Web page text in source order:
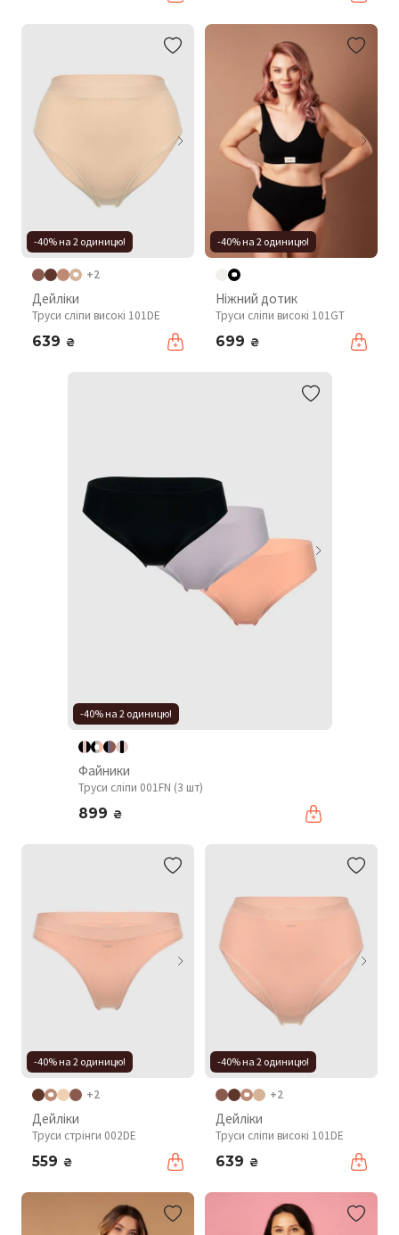
-40% на 2 одиницю!
+2
Дейліки
Труси сліпи високі 101DE
639 ₴
-40% на 2 одиницю!
Ніжний дотик
Труси сліпи високі 101GT
699 ₴
-40% на 2 одиницю!
Файники
Труси сліпи 001FN (3 шт)
899 ₴
-40% на 2 одиницю!
+2
Дейліки
Труси стрінги 002DE
559 ₴
-40% на 2 одиницю!
+2
Дейліки
Труси сліпи високі 101DE
639 ₴